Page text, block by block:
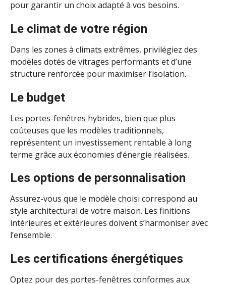
pour garantir un choix adapté à vos besoins.
Le climat de votre région
Dans les zones à climats extrêmes, privilégiez des
modèles dotés de vitrages performants et d’une
structure renforcée pour maximiser l’isolation.
Le budget
Les portes-fenêtres hybrides, bien que plus
coûteuses que les modèles traditionnels,
représentent un investissement rentable à long
terme grâce aux économies d’énergie réalisées.
Les options de personnalisation
Assurez-vous que le modèle choisi correspond au
style architectural de votre maison. Les finitions
intérieures et extérieures doivent s’harmoniser avec
l’ensemble.
Les certifications énergétiques
Optez pour des portes-fenêtres conformes aux